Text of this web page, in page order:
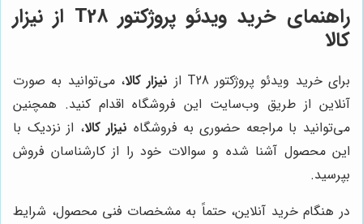
راهنمای خرید ویدئو پروژکتور T28 از نیزار
کالا
برای خرید ویدئو پروژکتور T28 از نیزار کالا، می‌توانید به صورت
آنلاین از طریق وب‌سایت این فروشگاه اقدام کنید. همچنین
می‌توانید با مراجعه حضوری به فروشگاه نیزار کالا، از نزدیک با
این محصول آشنا شده و سوالات خود را از کارشناسان فروش
بپرسید.
در هنگام خرید آنلاین، حتماً به مشخصات فنی محصول، شرایط